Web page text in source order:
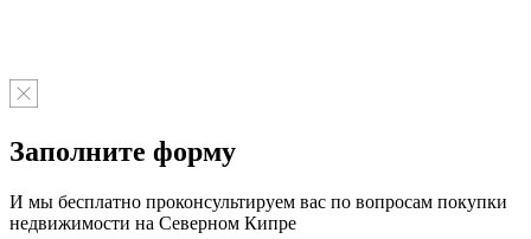
Заполните форму
И мы бесплатно проконсультируем вас по вопросам покупки
недвижимости на Северном Кипре